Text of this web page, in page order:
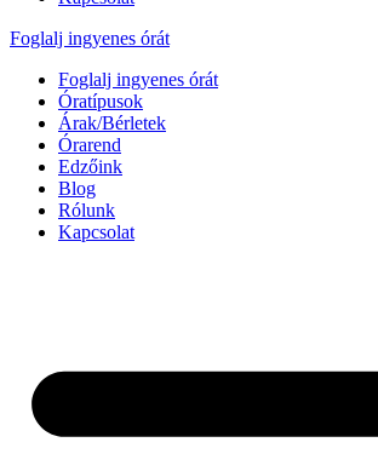
Foglalj ingyenes órát
Foglalj ingyenes órát
Óratípusok
Árak/Bérletek
Órarend
Edzőink
Blog
Rólunk
Kapcsolat